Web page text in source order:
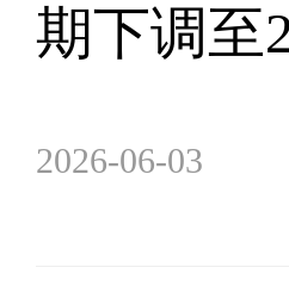
期下调至
2026-06-03